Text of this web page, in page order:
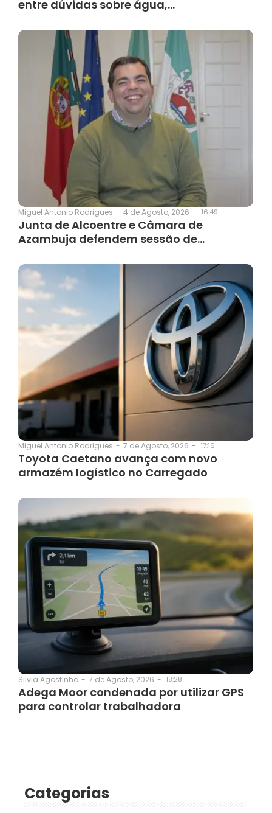
entre dúvidas sobre água,…
Miguel Antonio Rodrigues - 4 de Agosto, 2026 - 16:49
Junta de Alcoentre e Câmara de
Azambuja defendem sessão de…
Miguel Antonio Rodrigues - 7 de Agosto, 2026 - 17:16
Toyota Caetano avança com novo
armazém logístico no Carregado
Silvia Agostinho - 7 de Agosto, 2026 - 18:28
Adega Moor condenada por utilizar GPS
para controlar trabalhadora
Categorias